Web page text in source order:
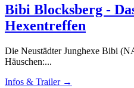
Bibi Blocksberg -
Hexentreffen
Die Neustädter Junghexe Bibi
Häuschen:...
Infos & Trailer →